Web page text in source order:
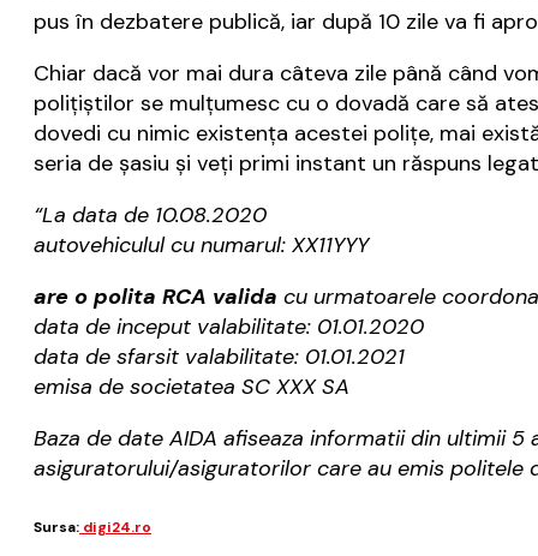
pus în dezbatere publică, iar după 10 zile va fi
Chiar dacă vor mai dura câteva zile până când
poliţiştilor se mulţumesc cu o dovadă care să
dovedi cu nimic existenţa acestei poliţe, mai
seria de şasiu şi veţi primi instant un răspuns
“La data de 10.08.2020
autovehiculul cu numarul: XX11YYY
are o polita RCA valida cu urmatoarele
data de inceput valabilitate: 01.01.2020
data de sfarsit valabilitate: 01.01.2021
emisa de societatea SC XXX SA
Baza de date AIDA afiseaza informatii din ultimii
asiguratorului/asiguratorilor care au emis
Sursa: digi24.ro